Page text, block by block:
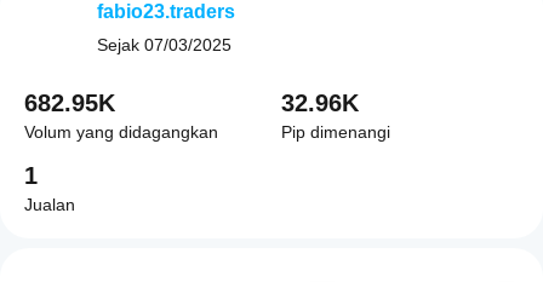
fabio23.traders
Sejak 07/03/2025
682.95K
Volum yang didagangkan
32.96K
Pip dimenangi
1
Jualan